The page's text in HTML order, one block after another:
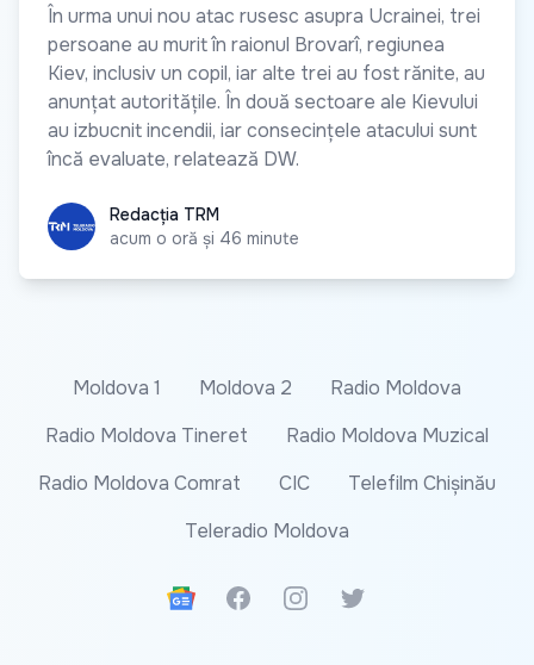
În urma unui nou atac rusesc asupra Ucrainei, trei
persoane au murit în raionul Brovarî, regiunea
Kiev, inclusiv un copil, iar alte trei au fost rănite, au
anunțat autoritățile. În două sectoare ale Kievului
au izbucnit incendii, iar consecințele atacului sunt
încă evaluate, relatează DW.
Redacția TRM
Redacția TRM
acum o oră și 46 minute
Moldova 1 Moldova 2
Radio Moldova
Radio Moldova Tineret
Radio Moldova Muzical
Radio Moldova Comrat
CIC
Telefilm Chișinău
Teleradio Moldova
Google News
FacebookInstagramTwitter